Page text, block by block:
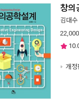
창의
김대수
22,000
개정